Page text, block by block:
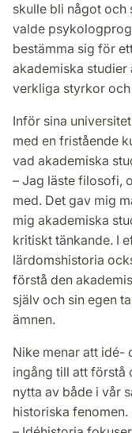
skulle bli något och
valde
bestämma sig för
akademiska studier
verkliga styrkor och
Inför sina
med en fristående
vad akademiska
– Jag läste filosofi,
med. Det gav mig
mig akademiska
kritiskt tänkande. I
lärdomshistoria
förstå den
själv och sin egen
ämnen.
Nike menar att idé-
ingång till att förstå
nytta av både i vår
historiska fenomen.